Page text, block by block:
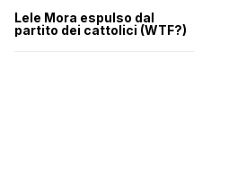
Lele Mora espulso dal
partito dei cattolici (WTF?)